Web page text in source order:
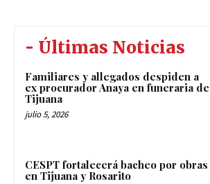
- Últimas Noticias
Familiares y allegados despiden a
ex procurador Anaya en funeraria de
Tijuana
julio 5, 2026
CESPT fortalecerá bacheo por obras
en Tijuana y Rosarito